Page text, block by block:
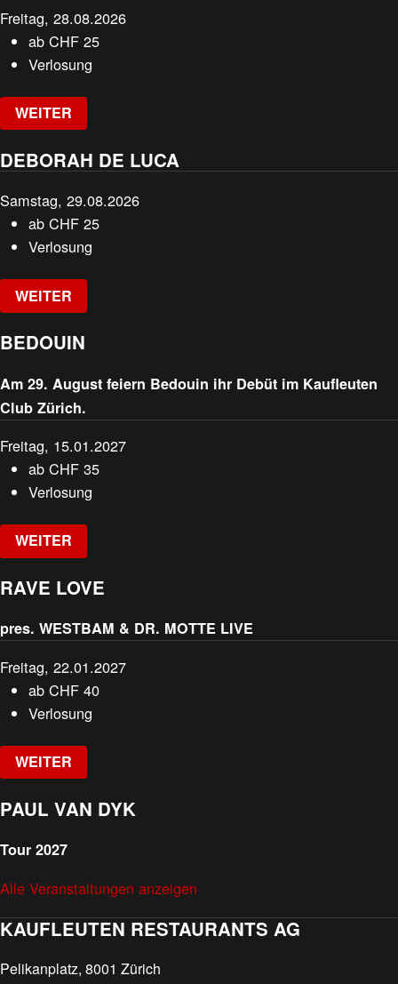
Freitag, 28.08.2026
abCHF 25
Verlosung
WEITER
DEBORAH DE LUCA
Samstag, 29.08.2026
abCHF 25
Verlosung
WEITER
BEDOUIN
Am 29. August feiern Bedouin ihr Debüt im Kaufleuten
Club Zürich.
Freitag, 15.01.2027
abCHF 35
Verlosung
WEITER
RAVE LOVE
pres. WESTBAM & DR. MOTTE LIVE
Freitag, 22.01.2027
abCHF 40
Verlosung
WEITER
PAUL VAN DYK
Tour 2027
Alle Veranstaltungen anzeigen
KAUFLEUTEN RESTAURANTS AG
Pelikanplatz, 8001 Zürich